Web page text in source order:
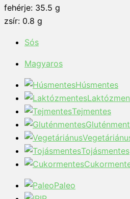
fehérje: 35.5 g
zsír: 0.8 g
Sós
Magyaros
Húsmentes
Tejmentes
Tojásmentes
Paleo